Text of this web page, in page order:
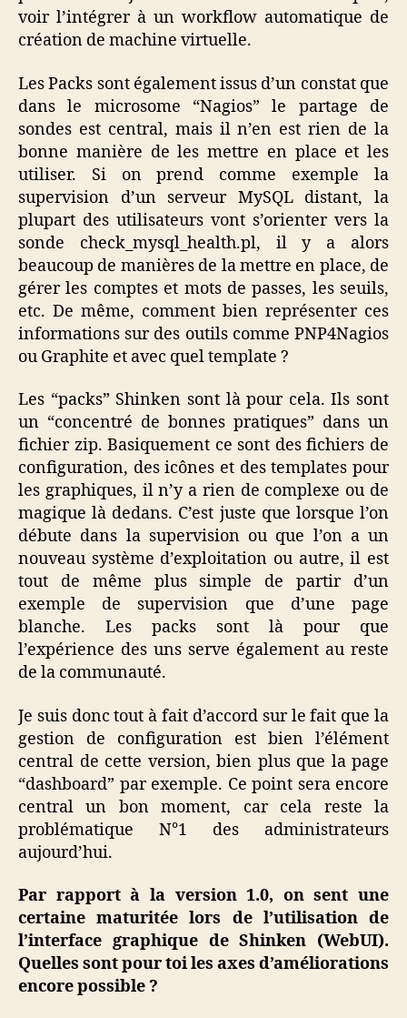
voir l’intégrer à un workflow automatique de
création de machine virtuelle.
Les Packs sont également issus d’un constat que
dans le microsome “Nagios” le partage de
sondes est central, mais il n’en est rien de la
bonne manière de les mettre en place et les
utiliser. Si on prend comme exemple la
supervision d’un serveur MySQL distant, la
plupart des utilisateurs vont s’orienter vers la
sonde check_mysql_health.pl, il y a alors
beaucoup de manières de la mettre en place, de
gérer les comptes et mots de passes, les seuils,
etc. De même, comment bien représenter ces
informations sur des outils comme PNP4Nagios
ou Graphite et avec quel template ?
Les “packs” Shinken sont là pour cela. Ils sont
un “concentré de bonnes pratiques” dans un
fichier zip. Basiquement ce sont des fichiers de
configuration, des icônes et des templates pour
les graphiques, il n’y a rien de complexe ou de
magique là dedans. C’est juste que lorsque l’on
débute dans la supervision ou que l’on a un
nouveau système d’exploitation ou autre, il est
tout de même plus simple de partir d’un
exemple de supervision que d’une page
blanche. Les packs sont là pour que
l’expérience des uns serve également au reste
de la communauté.
Je suis donc tout à fait d’accord sur le fait que la
gestion de configuration est bien l’élément
central de cette version, bien plus que la page
“dashboard” par exemple. Ce point sera encore
central un bon moment, car cela reste la
problématique N°1 des administrateurs
aujourd’hui.
Par rapport à la version 1.0, on sent une
certaine maturitée lors de l’utilisation de
l’interface graphique de Shinken (WebUI).
Quelles sont pour toi les axes d’améliorations
encore possible ?